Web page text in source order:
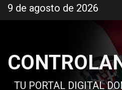
al
9 de agosto de 2026
TU PORTAL DIGITAL